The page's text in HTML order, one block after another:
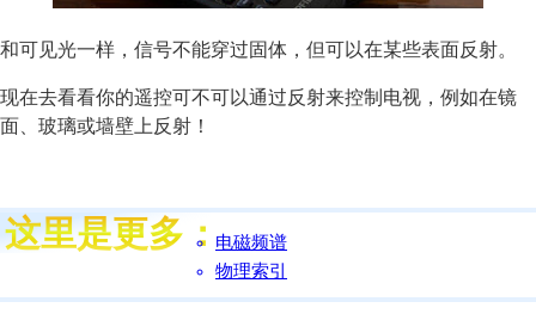
和可见光一样，信号不能穿过固体，但可以在某些表面反射。
现在去看看你的遥控可不可以通过反射来控制电视，例如在镜
面、玻璃或墙壁上反射！
电磁频谱
物理索引